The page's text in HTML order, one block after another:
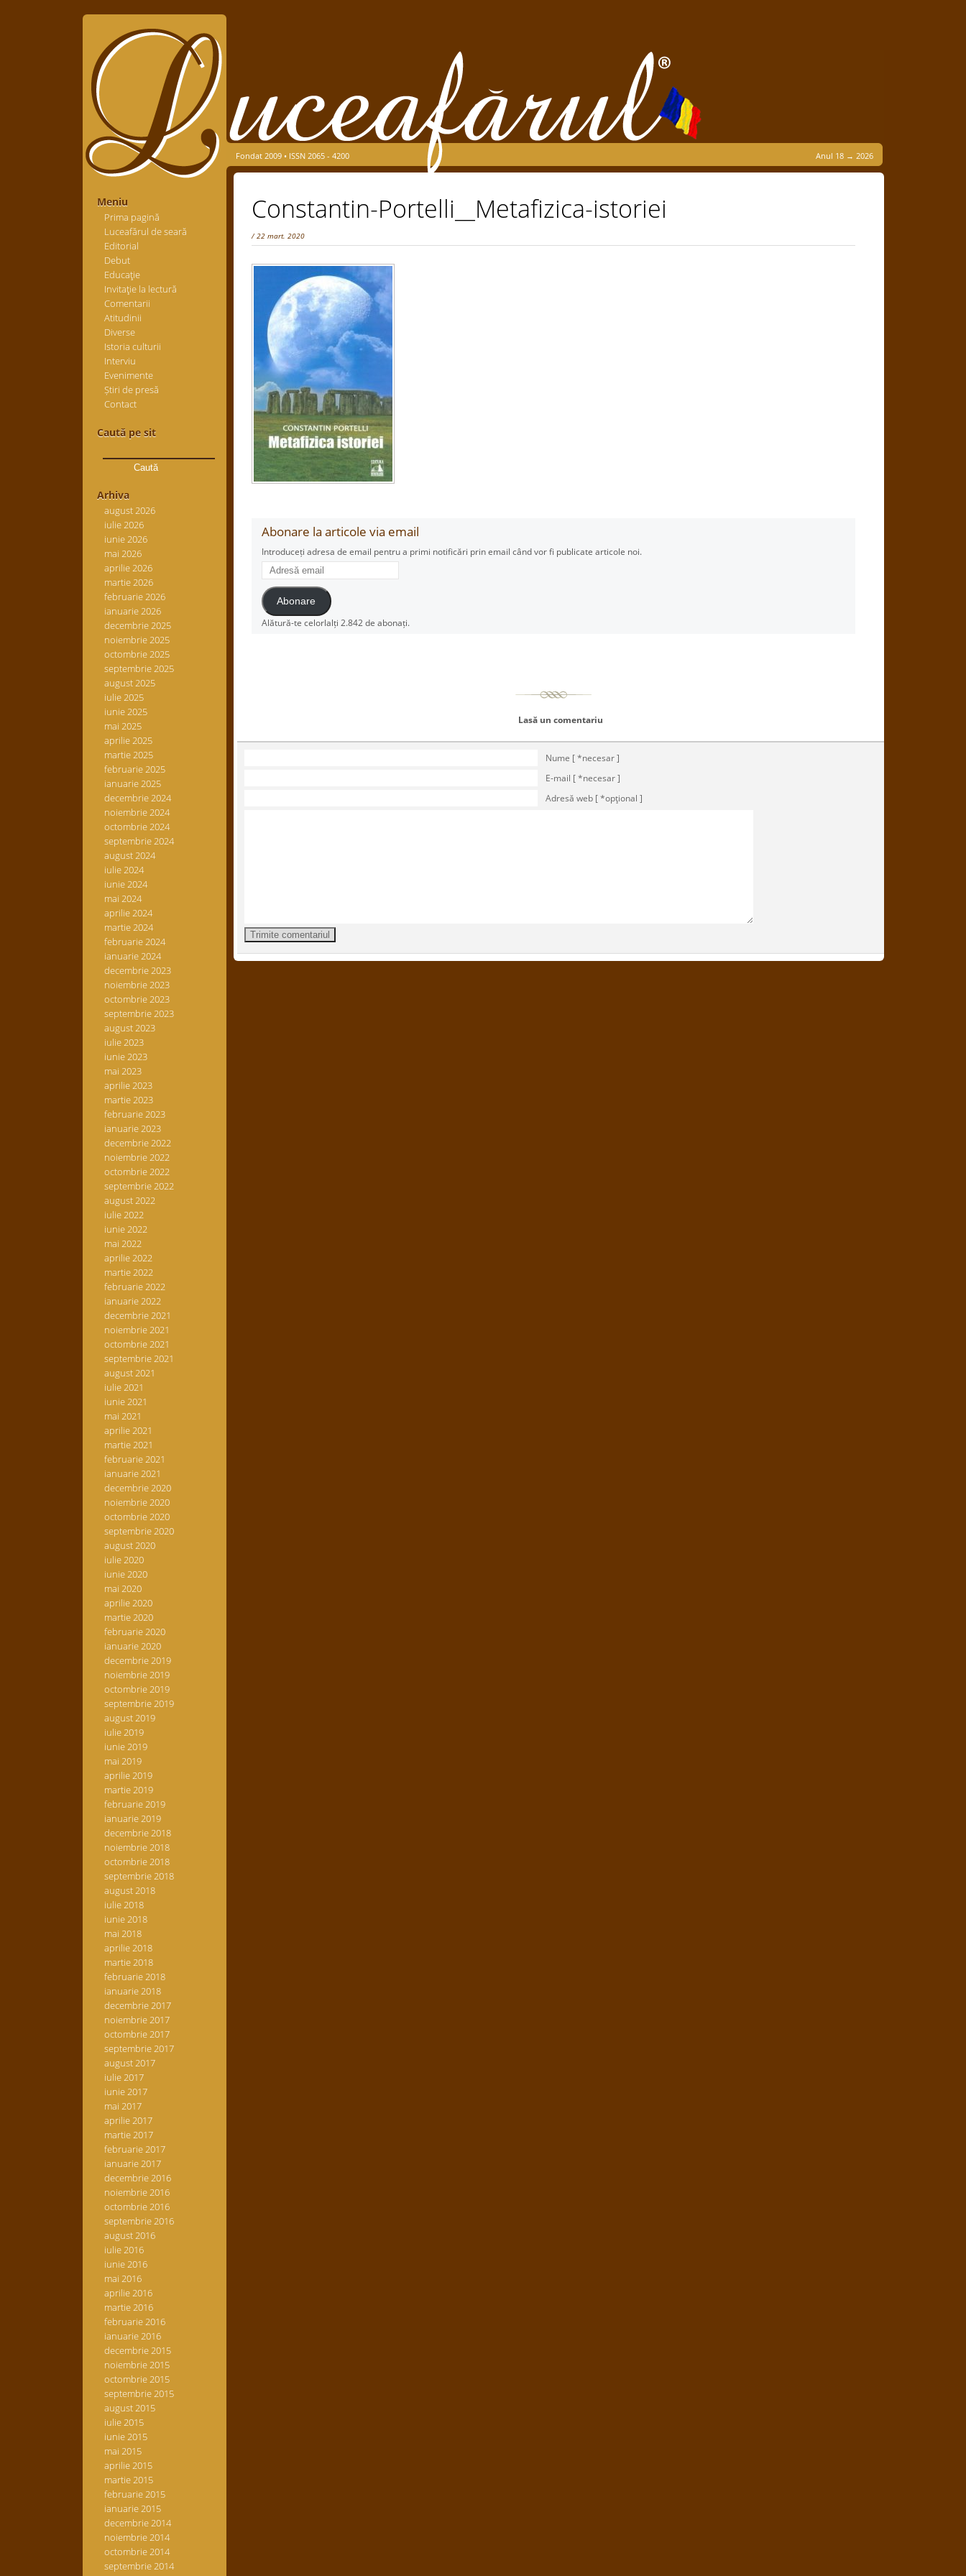
Meniu
Prima pagină
Luceafărul de seară
Editorial
Debut
Educaţie
Invitaţie la lectură
Comentarii
Atitudinii
Diverse
Istoria culturii
Interviu
Evenimente
Știri de presă
Contact
Caută pe sit
după:
Arhiva
august 2026
iulie 2026
iunie 2026
mai 2026
aprilie 2026
martie 2026
februarie 2026
ianuarie 2026
decembrie 2025
noiembrie 2025
octombrie 2025
septembrie 2025
august 2025
iulie 2025
iunie 2025
mai 2025
aprilie 2025
martie 2025
februarie 2025
ianuarie 2025
decembrie 2024
noiembrie 2024
octombrie 2024
septembrie 2024
august 2024
iulie 2024
iunie 2024
mai 2024
aprilie 2024
martie 2024
februarie 2024
ianuarie 2024
decembrie 2023
noiembrie 2023
octombrie 2023
septembrie 2023
august 2023
iulie 2023
iunie 2023
mai 2023
aprilie 2023
martie 2023
februarie 2023
ianuarie 2023
decembrie 2022
noiembrie 2022
octombrie 2022
septembrie 2022
august 2022
iulie 2022
iunie 2022
mai 2022
aprilie 2022
martie 2022
februarie 2022
ianuarie 2022
decembrie 2021
noiembrie 2021
octombrie 2021
septembrie 2021
august 2021
iulie 2021
iunie 2021
mai 2021
aprilie 2021
martie 2021
februarie 2021
ianuarie 2021
decembrie 2020
noiembrie 2020
octombrie 2020
septembrie 2020
august 2020
iulie 2020
iunie 2020
mai 2020
aprilie 2020
martie 2020
februarie 2020
ianuarie 2020
decembrie 2019
noiembrie 2019
octombrie 2019
septembrie 2019
august 2019
iulie 2019
iunie 2019
mai 2019
aprilie 2019
martie 2019
februarie 2019
ianuarie 2019
decembrie 2018
noiembrie 2018
octombrie 2018
septembrie 2018
august 2018
iulie 2018
iunie 2018
mai 2018
aprilie 2018
martie 2018
februarie 2018
ianuarie 2018
decembrie 2017
noiembrie 2017
octombrie 2017
septembrie 2017
august 2017
iulie 2017
iunie 2017
mai 2017
aprilie 2017
martie 2017
februarie 2017
ianuarie 2017
decembrie 2016
noiembrie 2016
octombrie 2016
septembrie 2016
august 2016
iulie 2016
iunie 2016
mai 2016
aprilie 2016
martie 2016
februarie 2016
ianuarie 2016
decembrie 2015
noiembrie 2015
octombrie 2015
septembrie 2015
august 2015
iulie 2015
iunie 2015
mai 2015
aprilie 2015
martie 2015
februarie 2015
ianuarie 2015
decembrie 2014
noiembrie 2014
octombrie 2014
septembrie 2014
Fondat 2009 • ISSN 2065 - 4200 Anul 18 → 2026
Constantin-Portelli__Metafizica-istoriei
/ 22 mart. 2020
Abonare la articole via email
Introduceți adresa de email pentru a primi notificări prin email când vor fi publicate articole noi.
Adresă
email
Abonare
Alătură-te celorlalți 2.842 de abonați.
Lasă un comentariu
Nume [ *necesar ]
E-mail [ *necesar ]
Adresă web [ *opţional ]